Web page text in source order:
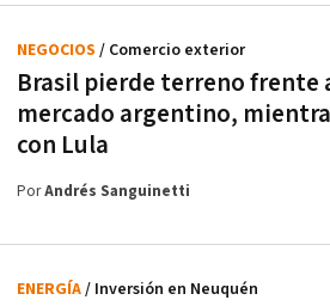
Brasil pierde terreno frente
mercado argentino,
con Lula
NEGOCIOS / Comercio exterior
PorAndrés Sanguinetti
ENERGÍA/ Inversión en Neuquén